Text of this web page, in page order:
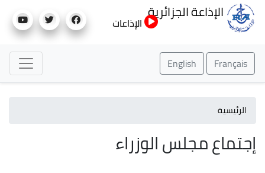
إلى
الإذاعة الجزائرية
الإذاعات
Français
English
الرئيسية
إجتماع مجلس الوزراء